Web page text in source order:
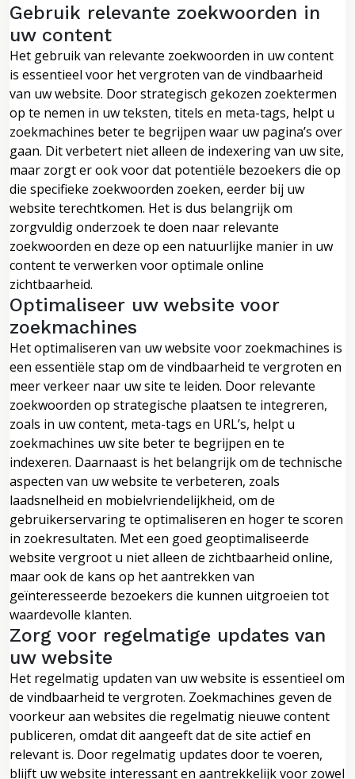
Gebruik relevante zoekwoorden in
uw content
Het gebruik van relevante zoekwoorden in uw content
is essentieel voor het vergroten van de vindbaarheid
van uw website. Door strategisch gekozen zoektermen
op te nemen in uw teksten, titels en meta-tags, helpt u
zoekmachines beter te begrijpen waar uw pagina’s over
gaan. Dit verbetert niet alleen de indexering van uw site,
maar zorgt er ook voor dat potentiële bezoekers die op
die specifieke zoekwoorden zoeken, eerder bij uw
website terechtkomen. Het is dus belangrijk om
zorgvuldig onderzoek te doen naar relevante
zoekwoorden en deze op een natuurlijke manier in uw
content te verwerken voor optimale online
zichtbaarheid.
Optimaliseer uw website voor
zoekmachines
Het optimaliseren van uw website voor zoekmachines is
een essentiële stap om de vindbaarheid te vergroten en
meer verkeer naar uw site te leiden. Door relevante
zoekwoorden op strategische plaatsen te integreren,
zoals in uw content, meta-tags en URL’s, helpt u
zoekmachines uw site beter te begrijpen en te
indexeren. Daarnaast is het belangrijk om de technische
aspecten van uw website te verbeteren, zoals
laadsnelheid en mobielvriendelijkheid, om de
gebruikerservaring te optimaliseren en hoger te scoren
in zoekresultaten. Met een goed geoptimaliseerde
website vergroot u niet alleen de zichtbaarheid online,
maar ook de kans op het aantrekken van
geïnteresseerde bezoekers die kunnen uitgroeien tot
waardevolle klanten.
Zorg voor regelmatige updates van
uw website
Het regelmatig updaten van uw website is essentieel om
de vindbaarheid te vergroten. Zoekmachines geven de
voorkeur aan websites die regelmatig nieuwe content
publiceren, omdat dit aangeeft dat de site actief en
relevant is. Door regelmatig updates door te voeren,
blijft uw website interessant en aantrekkelijk voor zowel